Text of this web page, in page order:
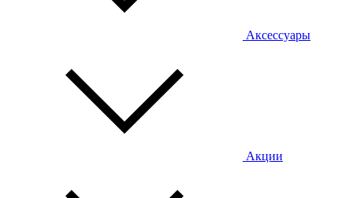
Аксессуары
Акции